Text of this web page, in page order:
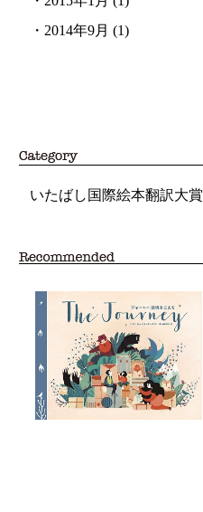
・ 2014年9月 (1)
いたばし国際絵本翻訳大賞